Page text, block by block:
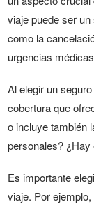
viaje puede ser
como la
urgencias
Al elegir un
cobertura que
o incluye también
personales?
Es importante
viaje. Por